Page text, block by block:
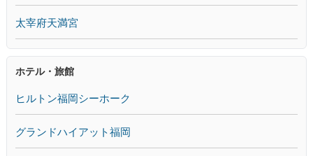
太宰府天満宮
ホテル・旅館
ヒルトン福岡シーホーク
グランドハイアット福岡